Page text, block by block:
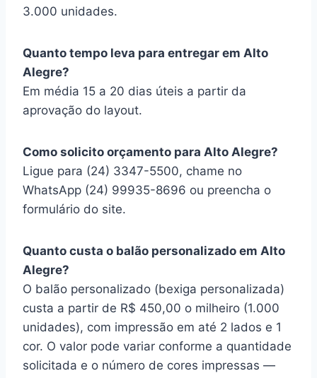
3.000 unidades.
Quanto tempo leva para entregar em Alto
Alegre?
Em média 15 a 20 dias úteis a partir da
aprovação do layout.
Como solicito orçamento para Alto Alegre?
Ligue para (24) 3347-5500, chame no
WhatsApp (24) 99935-8696 ou preencha o
formulário do site.
Quanto custa o balão personalizado em Alto
Alegre?
O balão personalizado (bexiga personalizada)
custa a partir de R$ 450,00 o milheiro (1.000
unidades), com impressão em até 2 lados e 1
cor. O valor pode variar conforme a quantidade
solicitada e o número de cores impressas —